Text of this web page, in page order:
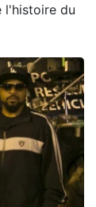
l'histoire du